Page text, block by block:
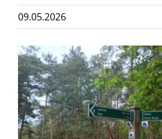
09.05.2026
Zeige
grösseres
Bild